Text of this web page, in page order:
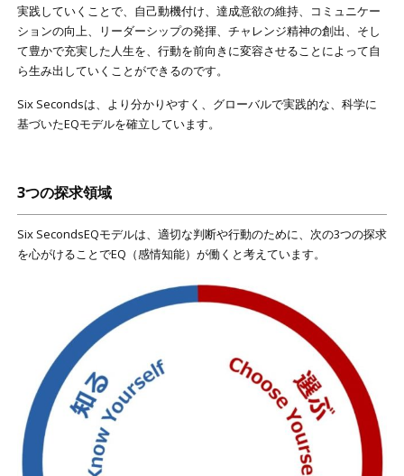
実践していくことで、自己動機付け、達成意欲の維持、コミュニケー
ションの向上、リーダーシップの発揮、チャレンジ精神の創出、そし
て豊かで充実した人生を、行動を前向きに変容させることによって自
ら生み出していくことができるのです。
Six Secondsは、より分かりやすく、グローバルで実践的な、科学に
基づいたEQモデルを確立しています。
3つの探求領域
Six SecondsEQモデルは、適切な判断や行動のために、次の3つの探求
を心がけることでEQ（感情知能）が働くと考えています。